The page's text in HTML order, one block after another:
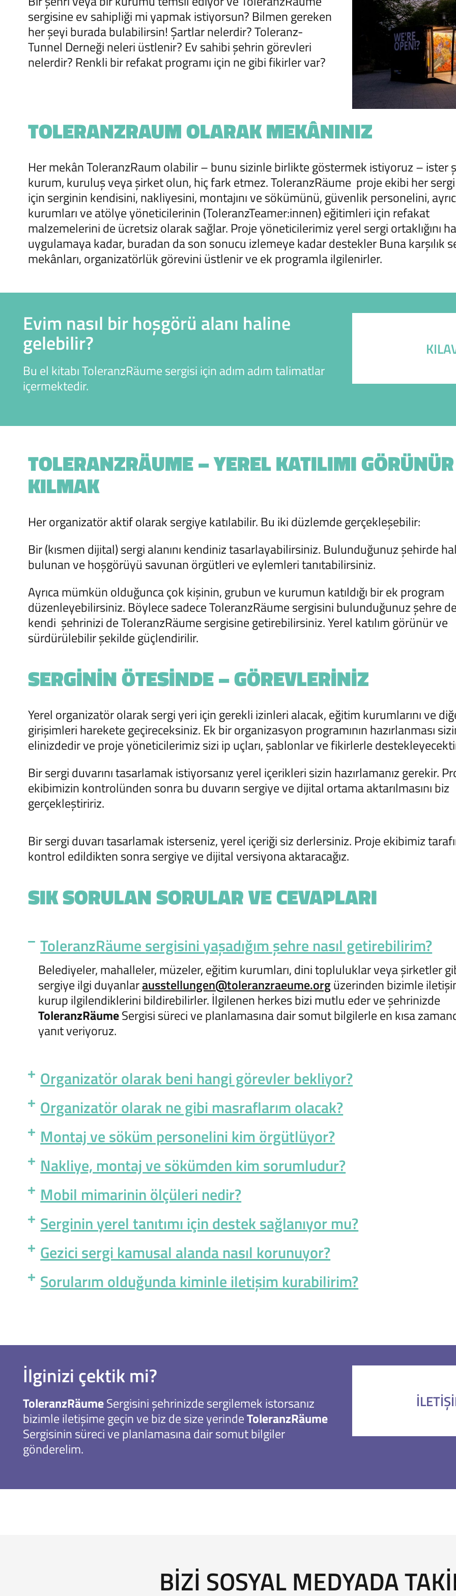
sergisine ev sahipliği mi yapmak istiyorsun? Bilmen gereken
her şeyi burada bulabilirsin! Şartlar nelerdir? Toleranz-
Tunnel Derneği neleri üstlenir? Ev sahibi şehrin görevleri
nelerdir? Renkli bir refakat programı için ne gibi fikirler var?
TOLERANZRAUM OLARAK MEKÂNINIZ
Her mekân ToleranzRaum olabilir – bunu sizinle birlikte göstermek istiyoruz – ister
kurum, kuruluş veya şirket olun, hiç fark etmez. ToleranzRäume proje ekibi her sergi
için serginin kendisini, nakliyesini, montajını ve sökümünü, güvenlik personelini,
kurumları ve atölye yöneticilerinin (ToleranzTeamer:innen) eğitimleri için refakat
malzemelerini de ücretsiz olarak sağlar. Proje yöneticilerimiz yerel sergi ortaklığını
uygulamaya kadar, buradan da son sonucu izlemeye kadar destekler Buna karşılık
mekânları, organizatörlük görevini üstlenir ve ek programla ilgilenirler.
Evim nasıl bir hoşgörü alanı haline
gelebilir?
Bu el kitabı ToleranzRäume sergisi için adım adım talimatlar
içermektedir.
TOLERANZRÄUME – YEREL KATILIMI GÖRÜNÜR
KILMAK
Her organizatör aktif olarak sergiye katılabilir. Bu iki düzlemde gerçekleşebilir:
Bir (kısmen dijital) sergi alanını kendiniz tasarlayabilirsiniz. Bulunduğunuz şehirde
bulunan ve hoşgörüyü savunan örgütleri ve eylemleri tanıtabilirsiniz.
Ayrıca mümkün olduğunca çok kişinin, grubun ve kurumun katıldığı bir ek program
düzenleyebilirsiniz. Böylece sadece ToleranzRäume sergisini bulunduğunuz şehre
kendi şehrinizi de ToleranzRäume sergisine getirebilirsiniz. Yerel katılım görünür ve
sürdürülebilir şekilde güçlendirilir.
SERGININ ÖTESINDE – GÖREVLERINIZ
Yerel organizatör olarak sergi yeri için gerekli izinleri alacak, eğitim kurumlarını ve
girişimleri harekete geçireceksiniz. Ek bir organizasyon programının hazırlanması
elinizdedir ve proje yöneticilerimiz sizi ip uçları, şablonlar ve fikirlerle
Bir sergi duvarını tasarlamak istiyorsanız yerel içerikleri sizin hazırlamanız gerekir.
ekibimizin kontrolünden sonra bu duvarın sergiye ve dijital ortama aktarılmasını biz
gerçekleştiririz.
Bir sergi duvarı tasarlamak isterseniz, yerel içeriği siz derlersiniz. Proje ekibimiz
kontrol edildikten sonra sergiye ve dijital versiyona aktaracağız.
SIK SORULAN SORULAR VE CEVAPLARI
ToleranzRäume sergisini yaşadığım şehre nasıl getirebilirim?
Belediyeler, mahalleler, müzeler, eğitim kurumları, dini topluluklar veya şirketler
sergiye ilgi duyanlarausstellungen@toleranzraeume.orgüzerinden bizimle
kurup ilgilendiklerini bildirebilirler. İlgilenen herkes bizi mutlu eder ve şehrinizde
ToleranzRäumeSergisi süreci ve planlamasına dair somut bilgilerle en kısa
yanıt veriyoruz.
Organizatör olarak beni hangi görevler bekliyor?
Organizatör olarak ne gibi masraflarım olacak?
Montaj ve söküm personelini kim örgütlüyor?
Nakliye, montaj ve sökümden kim sorumludur?
Mobil mimarinin ölçüleri nedir?
Serginin yerel tanıtımı için destek sağlanıyor mu?
Gezici sergi kamusal alanda nasıl korunuyor?
Sorularım olduğunda kiminle iletişim kurabilirim?
İlginizi çektik mi?
ToleranzRäumeSergisini şehrinizde sergilemek istorsanız
bizimle iletişime geçin ve biz de size yerindeToleranzRäume
Sergisinin süreci ve planlamasına dair somut bilgiler
gönderelim.
BIZI SOSYAL MEDYADA